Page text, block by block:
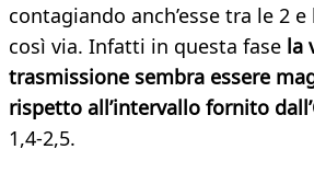
contagiando anch’esse tra le 2
così via. Infatti in questa fase la
trasmissione sembra essere
rispetto all’intervallo fornito
1,4-2,5.